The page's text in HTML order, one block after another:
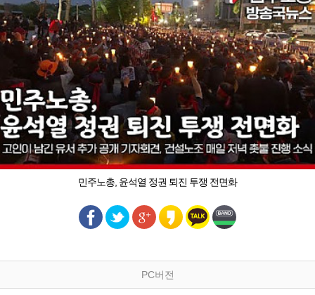
민주노총, 윤석열 정권 퇴진 투쟁 전면화
PC버전